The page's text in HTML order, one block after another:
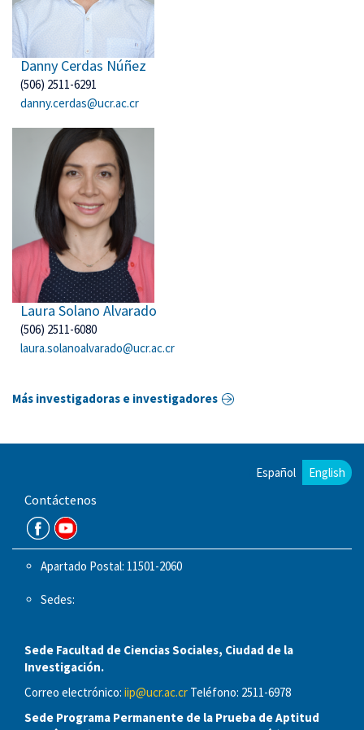
Danny Cerdas Núñez
(506) 2511-6291
danny.cerdas@ucr.ac.cr
Laura Solano Alvarado
(506) 2511-6080
laura.solanoalvarado@ucr.ac.cr
Más investigadoras e investigadores
Español English
Contáctenos
Apartado Postal: 11501-2060
Sedes:
Sede Facultad de Ciencias Sociales, Ciudad de la
Investigación.
Correo electrónico: iip@ucr.ac.cr Teléfono: 2511-6978
Sede Programa Permanente de la Prueba de Aptitud